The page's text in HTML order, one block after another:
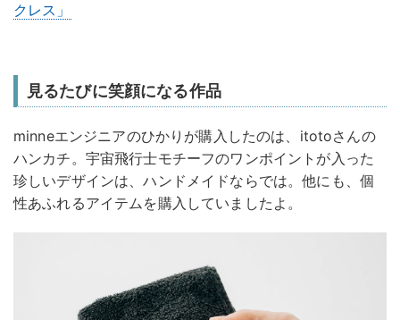
クレス」
見るたびに笑顔になる作品
minneエンジニアのひかりが購入したのは、itotoさんの
ハンカチ。宇宙飛行士モチーフのワンポイントが入った
珍しいデザインは、ハンドメイドならでは。他にも、個
性あふれるアイテムを購入していましたよ。